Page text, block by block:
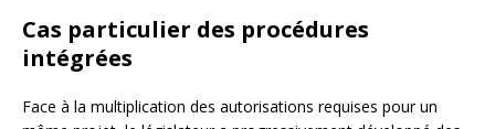
Cas particulier des procédures
intégrées
Face à la multiplication des autorisations requises pour un